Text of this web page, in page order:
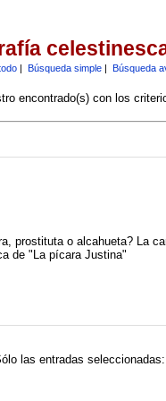
| Búsqueda simple| Búsqueda
encontrado(s) con los
prostituta o alcahueta? La
de "La pícara Justina"
las entradas seleccionadas: